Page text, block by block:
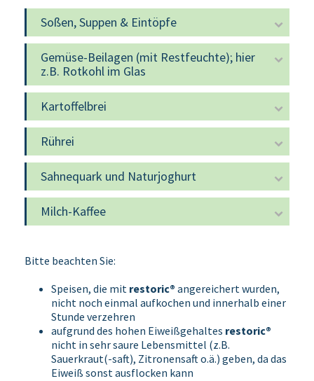
Soßen, Suppen & Eintöpfe
Gemüse-Beilagen (mit Restfeuchte); hier
z.B. Rotkohl im Glas
Kartoffelbrei
Rührei
Sahnequark und Naturjoghurt
Milch-Kaffee
Bitte beachten Sie:
Speisen, die mit restoric® angereichert wurden,
nicht noch einmal aufkochen und innerhalb einer
Stunde verzehren
aufgrund des hohen Eiweißgehaltes restoric®
nicht in sehr saure Lebensmittel (z.B.
Sauerkraut(-saft), Zitronensaft o.ä.) geben, da das
Eiweiß sonst ausflocken kann